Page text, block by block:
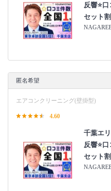
反響⭐️
セット
匿名希望
エアコンクリーニング(壁掛型)
4.60
千葉エ
反響⭐️
セット